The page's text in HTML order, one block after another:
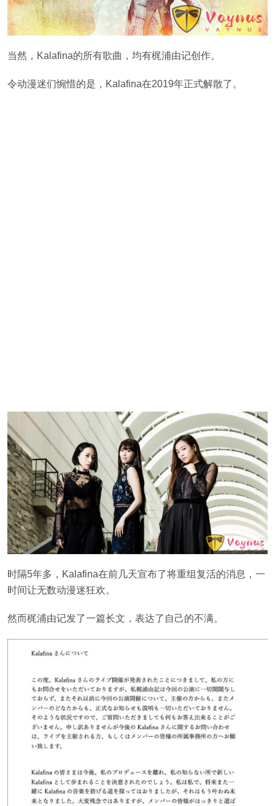
当然，Kalafina的所有歌曲，均有梶浦由记创作。
令动漫迷们惋惜的是，Kalafina在2019年正式解散了。
时隔5年多，Kalafina在前几天宣布了将重组复活的消息，一
时间让无数动漫迷狂欢。
然而梶浦由记发了一篇长文，表达了自己的不满。